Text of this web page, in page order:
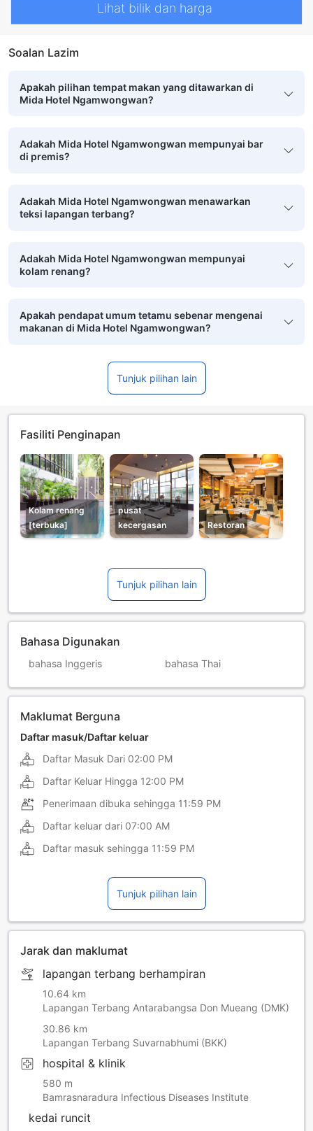
Lihat bilik dan harga
Soalan Lazim
Apakah pilihan tempat makan yang ditawarkan di
Mida Hotel Ngamwongwan?
Adakah Mida Hotel Ngamwongwan mempunyai bar
di premis?
Adakah Mida Hotel Ngamwongwan menawarkan
teksi lapangan terbang?
Adakah Mida Hotel Ngamwongwan mempunyai
kolam renang?
Apakah pendapat umum tetamu sebenar mengenai
makanan di Mida Hotel Ngamwongwan?
Tunjuk pilihan lain
Fasiliti Penginapan
Kolam renang
[terbuka]
pusat
kecergasan
Restoran
Tunjuk pilihan lain
Bahasa Digunakan
bahasa Inggeris bahasa Thai
Maklumat Berguna
Daftar masuk/Daftar keluar
Daftar Masuk Dari 02:00 PM
Daftar Keluar Hingga 12:00 PM
Penerimaan dibuka sehingga 11:59 PM
Daftar keluar dari 07:00 AM
Daftar masuk sehingga 11:59 PM
Tunjuk pilihan lain
Jarak dan maklumat
lapangan terbang berhampiran
10.64 km
Lapangan Terbang Antarabangsa Don Mueang (DMK)
30.86 km
Lapangan Terbang Suvarnabhumi (BKK)
hospital & klinik
580 m
Bamrasnaradura Infectious Diseases Institute
kedai runcit